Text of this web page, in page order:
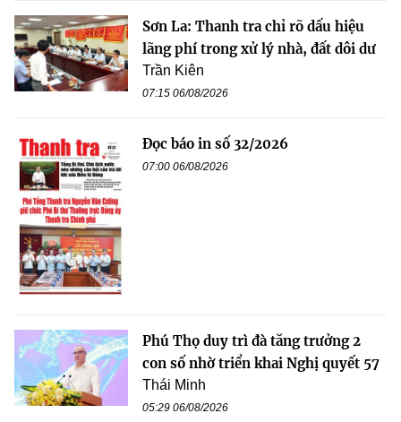
Sơn La: Thanh tra chỉ rõ dấu hiệu
lãng phí trong xử lý nhà, đất dôi dư
Trần Kiên
07:15 06/08/2026
Đọc báo in số 32/2026
07:00 06/08/2026
Phú Thọ duy trì đà tăng trưởng 2
con số nhờ triển khai Nghị quyết 57
Thái Minh
05:29 06/08/2026